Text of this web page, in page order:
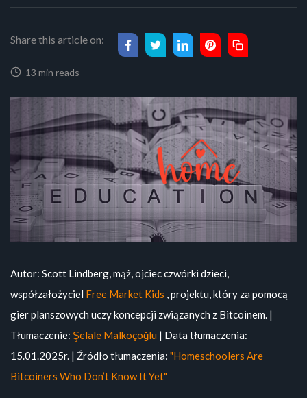
Share this article on:
13 min reads
Autor: Scott Lindberg, mąż, ojciec czwórki dzieci,
współzałożyciel Free Market Kids , projektu, który za pomocą
gier planszowych uczy koncepcji związanych z Bitcoinem. |
Tłumaczenie: Şelale Malkoçoğlu | Data tłumaczenia:
15.01.2025r. | Źródło tłumaczenia: "Homeschoolers Are
Bitcoiners Who Don’t Know It Yet"